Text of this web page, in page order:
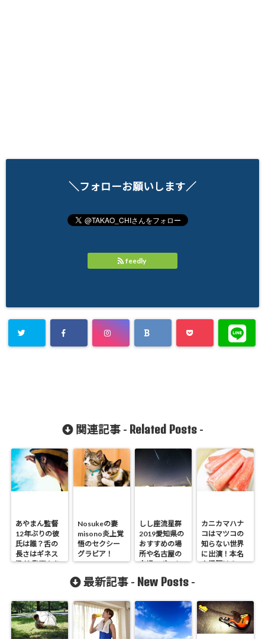
＼フォローお願いします／
feedly
関連記事 - Related Posts-
あやまん監督
12年ぶりの彼
氏は誰？舌の
長さはギネス
級だ!動画あり
Nosukeの妻
misono炎上覚
悟のセクシー
グラビア！
しし座流星群
2019愛知県の
おすすめの場
所や名古屋の
穴場スポット
カニカマハナ
コはマツコの
知らない世界
に出演！本名
や経歴は？
最新記事 - New Posts -